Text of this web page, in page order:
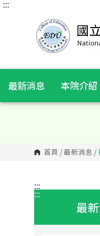
跳
:::
最新消息 本院介紹
首頁 /最新消息 /
:::
最
:::